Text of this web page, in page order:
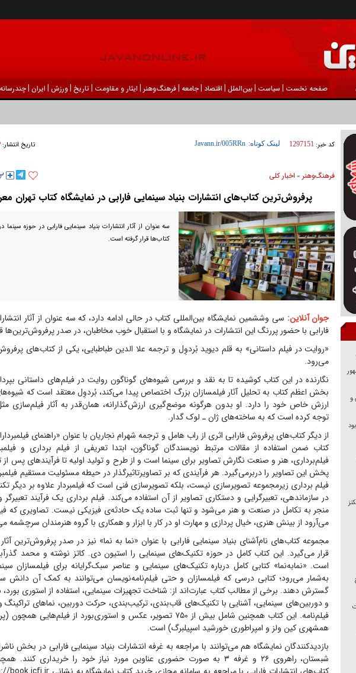
صفحه نخست | سیاست |بين‌الملل | اقتصاد |جامعه |فرهنگ‌و‌هنر | ایثار و مقاومت |تاریخ |ورزش | ايران |
و رضا داوودنژاد: رضا کودک درون فعالی داشت و خیلی راحت به شوق می‌آمد
کد خبر: 1297151 لینک کوتاه: تاریخ انتشار:
فرهنگ‌و‌هنر » اخبار كلی
پرفروش‌ترین کتاب‌های انتشارات بنیاد سینمایی فارابی در نمایشگاه کتاب تهران
سه عنوان از آثار انتشارات بنیاد سینمایی فارابی در حوزه
کتاب‌ها قرار گرفته است.
جوان آنلاین: سی وششمین نمایشگاه بین‌المللی کتاب در حالی ادامه دارد، که سه عنوان از آثار
فارابی با حضور پررنگ این انتشارات در نمایشگاه و با استقبال خوب مخاطبان، در صدر پرفروش‌ترین‌ها
«روایت در فیلم داستانی» به قلم دیوید بُردوِل و ترجمه علا الدین طباطبایی، یکی از کتاب‌های
می‌رود.
نگارنده در این کتاب کوشیده تا به نقد و بررسی شیوه‌های گوناگون روایت در فیلم‌های داستانی
بخش اعظم کتاب به تحلیل آثار فیلمسازان بزرگ اختصاص پیدا می‌کند، بُردوِل معتقد است که
ارزش خاص خود را دارد. او بدون هرگونه موضع‌گیری ارزش‌گذارانه، همان‌قدر به آثار فیلم‌سازی
توجه کرده است که به ساخته‌های ژان ـ لوک گدار.
از دیگر کتاب‌های پرفروش فارابی اثری از راب هامل و ترجمه شهرام نجاریان با عنوان «راهنمای
کتاب ضمن استفاده از مقالات مرتبط نویسندگان گوناگون، ابتدا تعریفی از فیلم برداری و
فیلم‌برداری، هنر و صنعت نگارش تصاویر برای سینما است و از طرح و تولید اولیه تا فرآیند‌های پس از
پخش این تصاویر را دربرمی‌گیرد. هر فرآیندی که بر تصاویرتاثیرگذار در حیطه مسئولیت مستقیم
فیلم برداری زیرمجموعه تصویرسازی نیست، بلکه تصویرسازی فنی است که فیلمبردار علاوه بر دیگر
در سازماندهی، تعبیرگرایی و دستکاری تصاویر از آن استفاده می‌کند. فیلم برداری یک فرآیند
منجر به تکامل در صنعت و هنر می‌شود و تنها ثبت ساده یک حادثه‌ی فیزیکی نیست. تصاویری که
می‌آرود از بینش هنری، خیال پردازی و مهارت او در کار با ابزار و همکاری با گروه هنرمندان سرچشمه
مجموعه کتاب‌های نام‌آشنای بنیاد سینمایی فارابی با عنوان «نما به نما» نیز در صدر پرفروش‌ترین
قرار می‌گیرد. این کتاب کامل در حوزه تکنیک‌های سینمایی را استیون دی. کاتز نوشته و محمد
است. «نمابه‌نما» کتابی کامل درباره تکنیک‌های سینمایی و عناصر سبک‌گرایانه برای فیلمسازان
به‌شمار می‌رود؛ کتابی درسی که فیلمسازان و حتی فیلم‌نامه‌نویسان می‌توانند به کمک آن دانش
گسترش دهند. برخی از مطالب کتاب عبارت‌اند از: شناخت تجهیزات سینمایی، استفاده از استوری
و دوربین‌های سینمایی، آشنایی با تکنیک‌های قاب‌بندی، ترکیب‌بندی، حرکت دوربین، نما‌های
فیلم‌نامه. این کتاب همچنین شامل بیش از ۷۵۰ تصویر، عکس و استوری‌بورد از
همشهری کین ولز و امپراطوری خورشید اسپیلبرگ) است.
بازدیدکنندگان نمایشگاه هم می‌توانند با مراجعه به غرفه انتشارات بنیاد سینمایی فارابی در بخش
شبستان، راهروی ۲۶ و غرفه ۳ به صورت حضوری عناوین مورد نیاز خود را خریداری
و